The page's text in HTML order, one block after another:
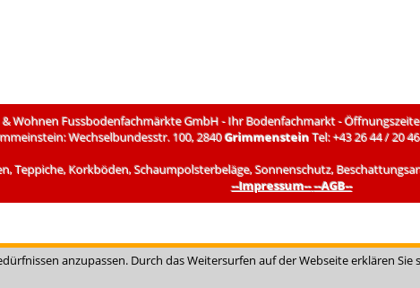
anzupassen. Durch das Weitersurfen auf der Webseite erklären
Wohnen Fussbodenfachmärkte GmbH - Ihr Bodenfachmarkt -
Wechselbundesstr. 100, 2840GrimmensteinTel: +43 26 44 / 20
Teppiche, Korkböden, Schaumpolsterbeläge, Sonnenschutz,
--Impressum----AGB--